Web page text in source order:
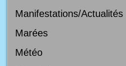
Manifestations/Actualités
Marées
Météo